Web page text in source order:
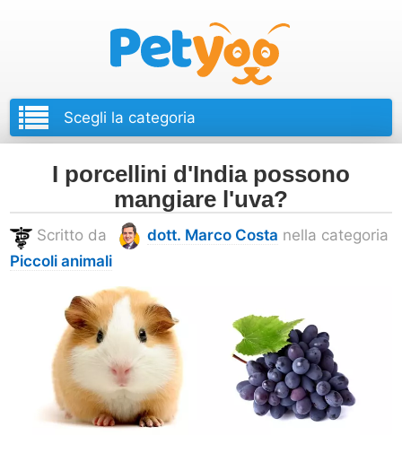
I porcellini d'India possono
mangiare l'uva?
Scritto da dott. Marco Costa nella categoria
Piccoli animali